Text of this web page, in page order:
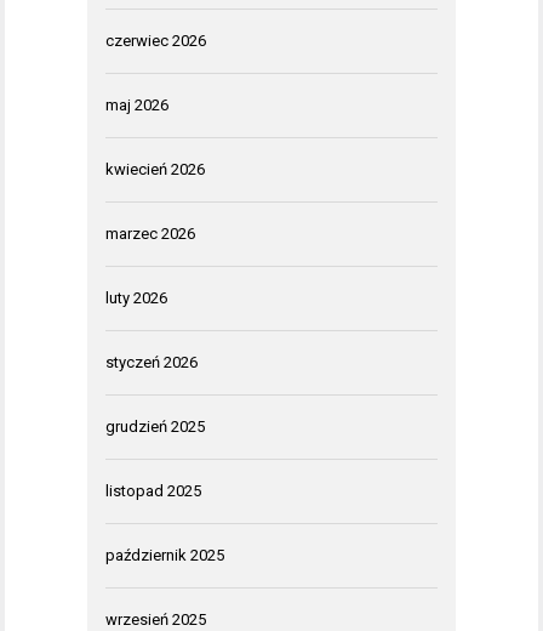
czerwiec 2026
maj 2026
kwiecień 2026
marzec 2026
luty 2026
styczeń 2026
grudzień 2025
listopad 2025
październik 2025
wrzesień 2025